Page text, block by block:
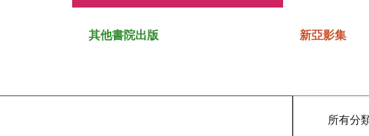
其他書院出版 新亞影集
所有分